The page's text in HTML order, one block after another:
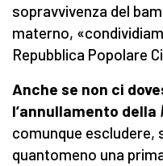
sopravvivenza del
materno,
Repubblica Popolare
Anche se non ci
l’annullamento della
comunque escludere,
quantomeno una